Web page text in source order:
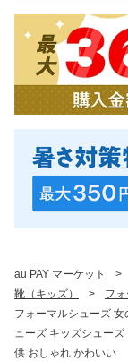
au PAY マーケット >
靴（キッズ）
> フ
フォーマルシューズ
ューズ キッズシュー
供 おしゃれ かわいい